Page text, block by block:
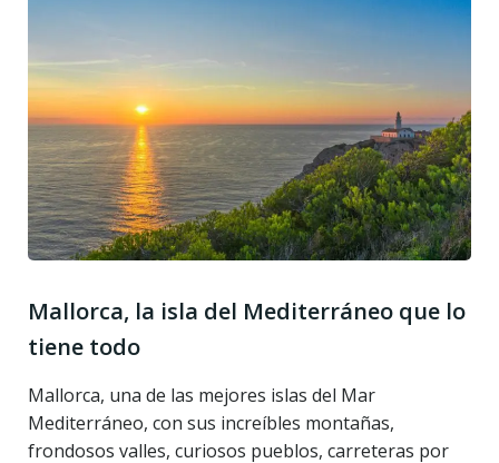
Mallorca, la isla del Mediterráneo que lo
tiene todo
Mallorca, una de las mejores islas del Mar
Mediterráneo, con sus increíbles montañas,
frondosos valles, curiosos pueblos, carreteras por